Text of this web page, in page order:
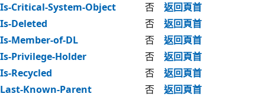
Is-Critical-System-Object
否
返回頁首
Is-Deleted
否
返回頁首
Is-Member-of-DL
否
返回頁首
Is-Privilege-Holder
否
返回頁首
Is-Recycled
否
返回頁首
Last-Known-Parent
否
返回頁首